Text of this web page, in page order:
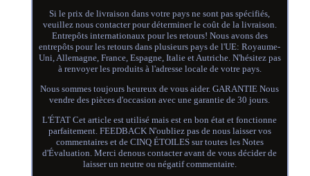
Si le prix de livraison dans votre pays ne sont pas spécifiés,
veuillez nous contacter pour déterminer le coût de la livraison.
Entrepôts internationaux pour les retours! Nous avons des
entrepôts pour les retours dans plusieurs pays de l'UE: Royaume-
Uni, Allemagne, France, Espagne, Italie et Autriche. N'hésitez pas
à renvoyer les produits à l'adresse locale de votre pays.
Nous sommes toujours heureux de vous aider. GARANTIE Nous
vendre des pièces d'occasion avec une garantie de 30 jours.
L'ÉTAT Cet article est utilisé mais est en bon état et fonctionne
parfaitement. FEEDBACK N'oubliez pas de nous laisser vos
commentaires et de CINQ ÉTOILES sur toutes les Notes
d'Évaluation. Merci denous contacter avant de vous décider de
laisser un neutre ou négatif commentaire.